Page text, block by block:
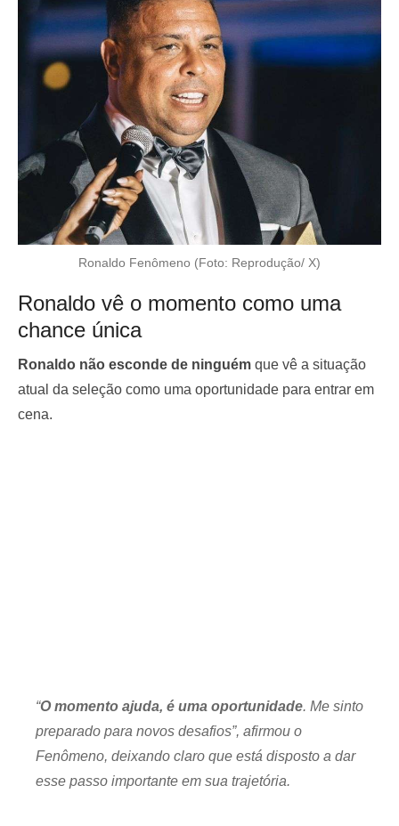
Ronaldo Fenômeno (Foto: Reprodução/ X)
Ronaldo vê o momento como uma
chance única
Ronaldo não esconde de ninguém que vê a situação
atual da seleção como uma oportunidade para entrar em
cena.
“O momento ajuda, é uma oportunidade. Me sinto
preparado para novos desafios”, afirmou o
Fenômeno, deixando claro que está disposto a dar
esse passo importante em sua trajetória.